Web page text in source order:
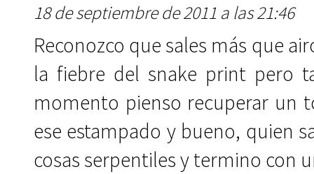
18 de septiembre de 2011 a las 21:46
Reconozco que sales más que
la fiebre del snake print pero
momento pienso recuperar un
ese estampado y bueno, quien
cosas serpentiles y termino con